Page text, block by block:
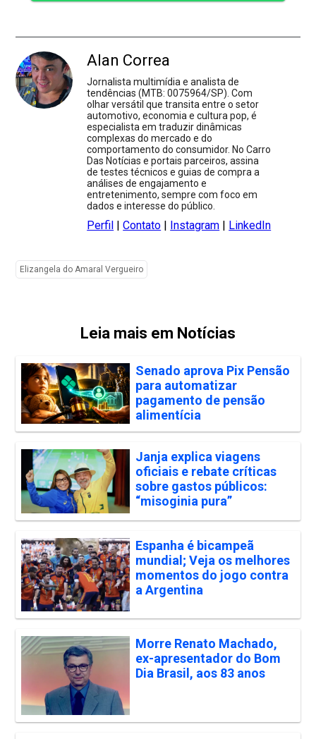
Alan Correa
Jornalista multimídia e analista de
tendências (MTB: 0075964/SP). Com
olhar versátil que transita entre o setor
automotivo, economia e cultura pop, é
especialista em traduzir dinâmicas
complexas do mercado e do
comportamento do consumidor. No Carro
Das Notícias e portais parceiros, assina
de testes técnicos e guias de compra a
análises de engajamento e
entretenimento, sempre com foco em
dados e interesse do público.
Perfil |Contato Instagram LinkedIn
Elizangela do Amaral Vergueiro
Leia mais em Notícias
Senado aprova Pix Pensão
para automatizar
pagamento de pensão
alimentícia
Janja explica viagens
oficiais e rebate críticas
sobre gastos públicos:
“misoginia pura”
Espanha é bicampeã
mundial; Veja os melhores
momentos do jogo contra
a Argentina
Morre Renato Machado,
ex-apresentador do Bom
Dia Brasil, aos 83 anos